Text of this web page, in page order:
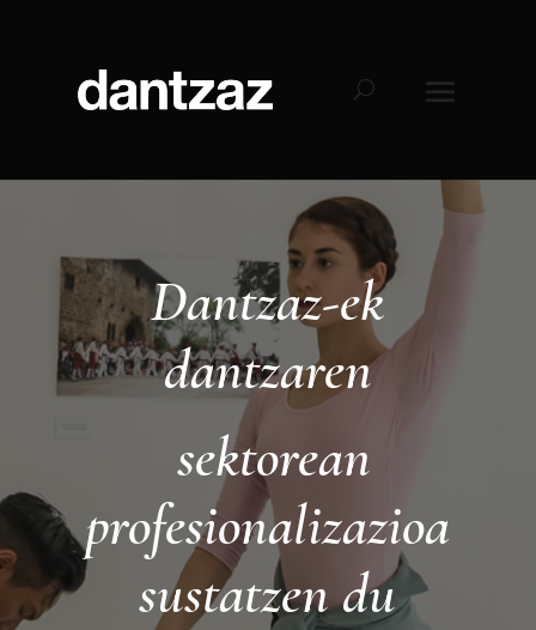
Dantzaz-ek
dantzaren
sektorean
profesionalizazioa
sustatzen du